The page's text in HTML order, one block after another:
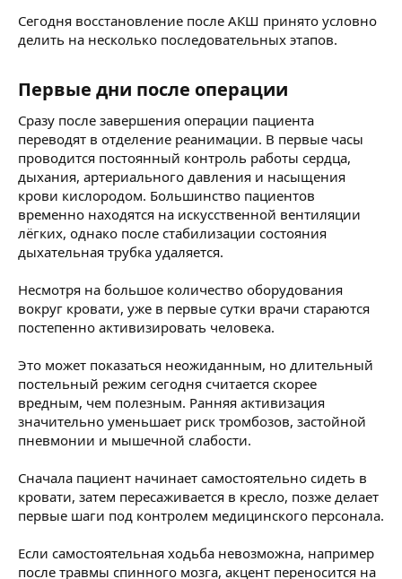
Сегодня восстановление после АКШ принято условно
делить на несколько последовательных этапов.
Первые дни после операции​
Сразу после завершения операции пациента
переводят в отделение реанимации. В первые часы
проводится постоянный контроль работы сердца,
дыхания, артериального давления и насыщения
крови кислородом. Большинство пациентов
временно находятся на искусственной вентиляции
лёгких, однако после стабилизации состояния
дыхательная трубка удаляется.
Несмотря на большое количество оборудования
вокруг кровати, уже в первые сутки врачи стараются
постепенно активизировать человека.
Это может показаться неожиданным, но длительный
постельный режим сегодня считается скорее
вредным, чем полезным. Ранняя активизация
значительно уменьшает риск тромбозов, застойной
пневмонии и мышечной слабости.
Сначала пациент начинает самостоятельно сидеть в
кровати, затем пересаживается в кресло, позже делает
первые шаги под контролем медицинского персонала.
Если самостоятельная ходьба невозможна, например
после травмы спинного мозга, акцент переносится на